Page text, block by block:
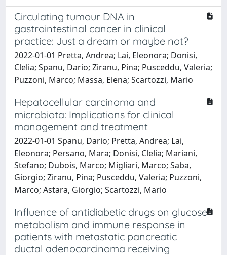
Circulating tumour DNA in
gastrointestinal cancer in clinical
practice: Just a dream or maybe not?
2022-01-01 Pretta, Andrea; Lai, Eleonora; Donisi,
Clelia; Spanu, Dario; Ziranu, Pina; Pusceddu, Valeria;
Puzzoni, Marco; Massa, Elena; Scartozzi, Mario
Hepatocellular carcinoma and
microbiota: Implications for clinical
management and treatment
2022-01-01 Spanu, Dario; Pretta, Andrea; Lai,
Eleonora; Persano, Mara; Donisi, Clelia; Mariani,
Stefano; Dubois, Marco; Migliari, Marco; Saba,
Giorgio; Ziranu, Pina; Pusceddu, Valeria; Puzzoni,
Marco; Astara, Giorgio; Scartozzi, Mario
Influence of antidiabetic drugs on glucose
metabolism and immune response in
patients with metastatic pancreatic
ductal adenocarcinoma receiving